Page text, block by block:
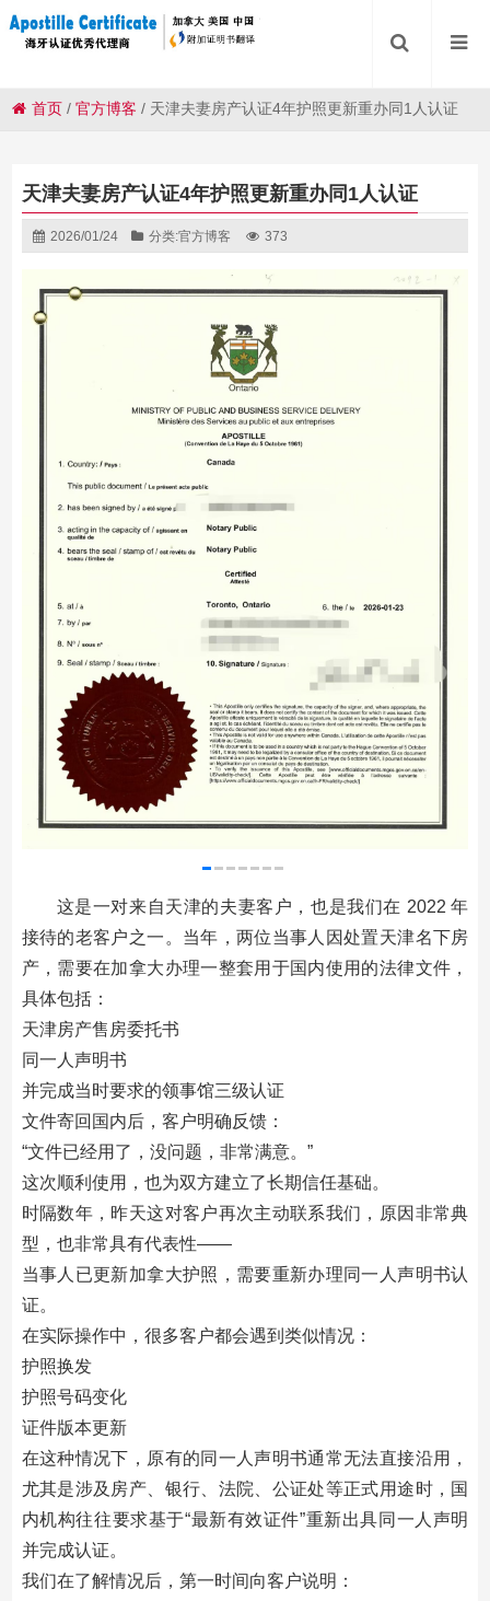
首页 /官方博客 / 天津夫妻房产认证4年护照更新重办同1人认证
天津夫妻房产认证4年护照更新重办同1人认证
2026/01/24 分类:官方博客 373
这是一对来自天津的夫妻客户，也是我们在 2022 年
接待的老客户之一。当年，两位当事人因处置天津名下房
产，需要在加拿大办理一整套用于国内使用的法律文件，
具体包括：
天津房产售房委托书
同一人声明书
并完成当时要求的领事馆三级认证
文件寄回国内后，客户明确反馈：
“文件已经用了，没问题，非常满意。”
这次顺利使用，也为双方建立了长期信任基础。
时隔数年，昨天这对客户再次主动联系我们，原因非常典
型，也非常具有代表性——
当事人已更新加拿大护照，需要重新办理同一人声明书认
证。
在实际操作中，很多客户都会遇到类似情况：
护照换发
护照号码变化
证件版本更新
在这种情况下，原有的同一人声明书通常无法直接沿用，
尤其是涉及房产、银行、法院、公证处等正式用途时，国
内机构往往要求基于“最新有效证件”重新出具同一人声明
并完成认证。
我们在了解情况后，第一时间向客户说明：